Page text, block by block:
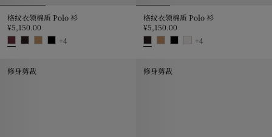
格纹衣领棉质 Polo 衫
¥5,150.00
+4
格纹衣领棉质 Polo 衫
¥5,150.00
+4
修身剪裁 修身剪裁